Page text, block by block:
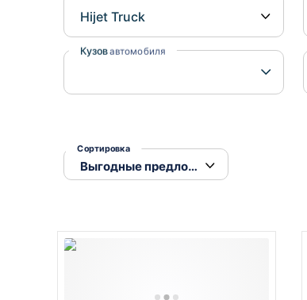
Suzuki
Mitsubishi
Кузовавтомобиля
Сортировка